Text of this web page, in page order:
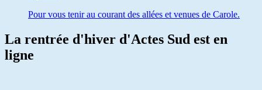
Pour vous tenir au courant des allées et venues de Carole.
La rentrée d'hiver d'Actes Sud est en
ligne